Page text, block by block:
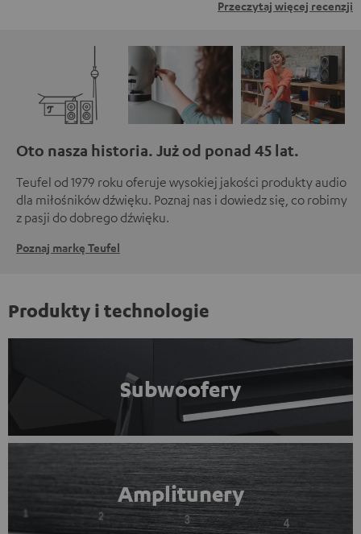
Przeczytaj więcej recenzji
Oto nasza historia. Już od ponad 45 lat.
Teufel od 1979 roku oferuje wysokiej jakości produkty audio
dla miłośników dźwięku. Poznaj nas i dowiedz się, co robimy
z pasji do dobrego dźwięku.
Poznaj markę Teufel
Produkty i technologie
Subwoofery
Amplitunery